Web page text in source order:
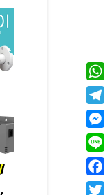
Line